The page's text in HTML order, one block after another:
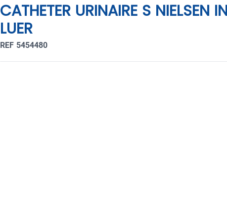
CATHETER URINAIRE S
LUER
REF 5454480